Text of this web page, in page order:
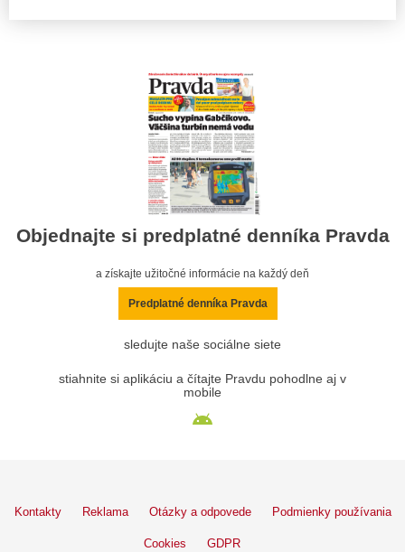
Objednajte si predplatné denníka Pravda
a získajte užitočné informácie na každý deň
Predplatné denníka Pravda
sledujte naše sociálne siete
stiahnite si aplikáciu a čítajte Pravdu pohodlne aj v
mobile
Kontakty Reklama Otázky a odpovede Podmienky používania
Cookies GDPR